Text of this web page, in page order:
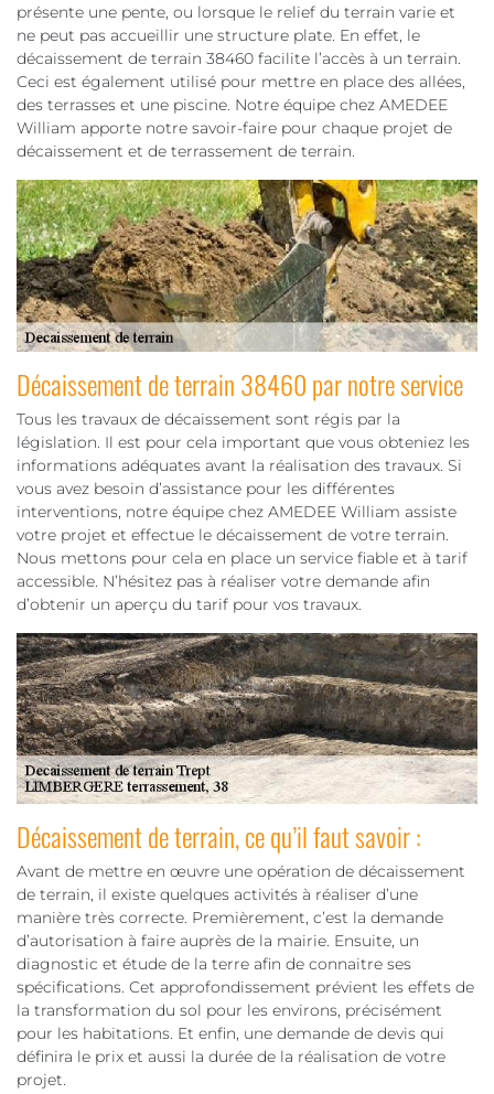
présente une pente, ou lorsque le relief du terrain varie et
ne peut pas accueillir une structure plate. En effet, le
décaissement de terrain 38460 facilite l’accès à un terrain.
Ceci est également utilisé pour mettre en place des allées,
des terrasses et une piscine. Notre équipe chez AMEDEE
William apporte notre savoir-faire pour chaque projet de
décaissement et de terrassement de terrain.
Décaissement de terrain 38460 par notre service
Tous les travaux de décaissement sont régis par la
législation. Il est pour cela important que vous obteniez les
informations adéquates avant la réalisation des travaux. Si
vous avez besoin d’assistance pour les différentes
interventions, notre équipe chez AMEDEE William assiste
votre projet et effectue le décaissement de votre terrain.
Nous mettons pour cela en place un service fiable et à tarif
accessible. N’hésitez pas à réaliser votre demande afin
d’obtenir un aperçu du tarif pour vos travaux.
Décaissement de terrain, ce qu’il faut savoir :
Avant de mettre en œuvre une opération de décaissement
de terrain, il existe quelques activités à réaliser d’une
manière très correcte. Premièrement, c’est la demande
d’autorisation à faire auprès de la mairie. Ensuite, un
diagnostic et étude de la terre afin de connaitre ses
spécifications. Cet approfondissement prévient les effets de
la transformation du sol pour les environs, précisément
pour les habitations. Et enfin, une demande de devis qui
définira le prix et aussi la durée de la réalisation de votre
projet.